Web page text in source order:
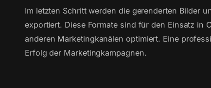
Im letzten Schritt werden die gerenderten Bilder
exportiert. Diese Formate sind für den Einsatz in
anderen Marketingkanälen optimiert. Eine
Erfolg der Marketingkampagnen.